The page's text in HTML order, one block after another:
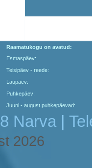
Raamatukogu on avatud:
Esmaspäev:
Teisipäev - reede:
Laupäev:
Puhkepäev:
Juuni - august puhkepäevad:
Narva |
2026